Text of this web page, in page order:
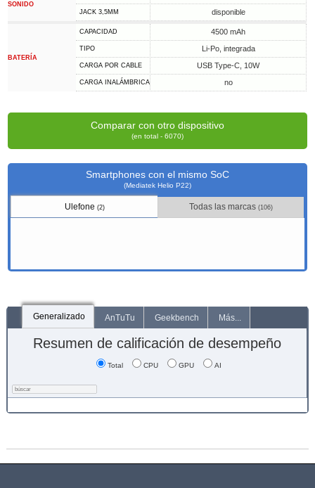
SONIDO
JACK 3,5MM disponible
BATERÍA
CAPACIDAD 4500 mAh
TIPO Li-Po, integrada
CARGA POR CABLE USB Type-C, 10W
CARGA INALÁMBRICA no
Comparar con otro dispositivo
(en total - 6070)
Smartphones con el mismo SoC
(Mediatek Helio P22)
Ulefone (2) Todas las marcas(106)
Generalizado AnTuTu Geekbench Más...
Resumen de calificación de desempeño
Total CPU GPU AI